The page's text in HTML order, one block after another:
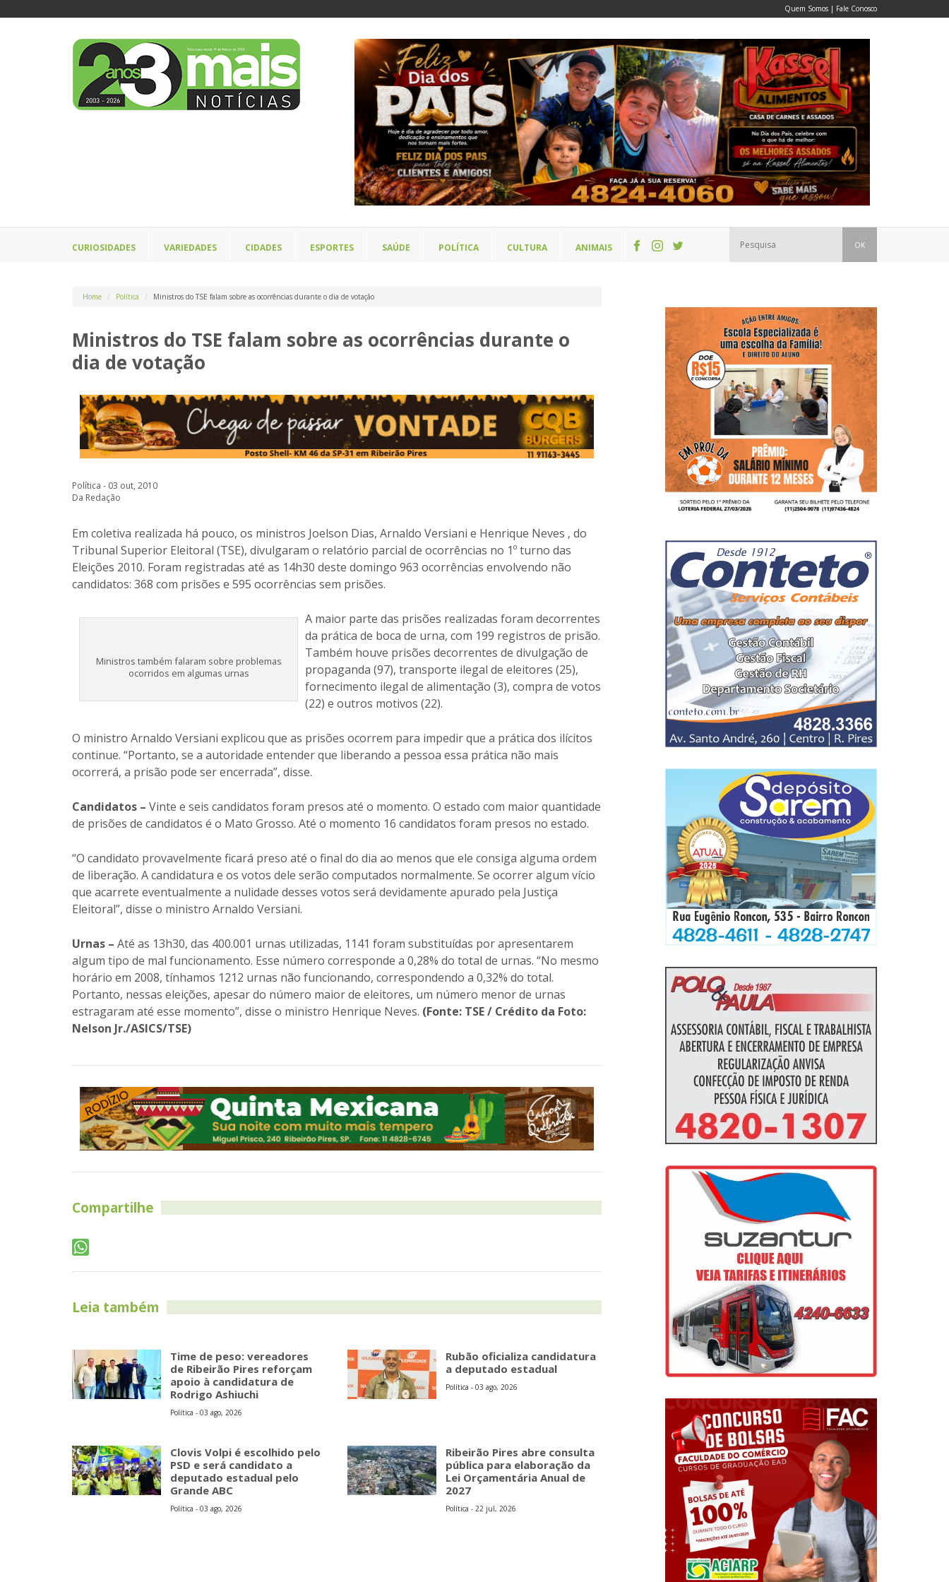
Quem Somos | Fale Conosco
CURIOSIDADES VARIEDADES CIDADES ESPORTES SAÚDE POLÍTICA CULTURA ANIMAIS OK
Home Política Ministros do TSE falam sobre as ocorrências durante o dia de votação
Ministros do TSE falam sobre as ocorrências durante o
dia de votação
Política - 03 out, 2010
Da Redação
Em coletiva realizada há pouco, os ministros Joelson Dias, Arnaldo Versiani e Henrique Neves , do
Tribunal Superior Eleitoral (TSE), divulgaram o relatório parcial de ocorrências no 1º turno das
Eleições 2010. Foram registradas até as 14h30 deste domingo 963 ocorrências envolvendo não
candidatos: 368 com prisões e 595 ocorrências sem prisões.
Ministros também falaram sobre problemas
ocorridos em algumas urnas
A maior parte das prisões realizadas foram decorrentes
da prática de boca de urna, com 199 registros de prisão.
Também houve prisões decorrentes de divulgação de
propaganda (97), transporte ilegal de eleitores (25),
fornecimento ilegal de alimentação (3), compra de votos
(22) e outros motivos (22).
O ministro Arnaldo Versiani explicou que as prisões ocorrem para impedir que a prática dos ilícitos
continue. “Portanto, se a autoridade entender que liberando a pessoa essa prática não mais
ocorrerá, a prisão pode ser encerrada”, disse.
Candidatos – Vinte e seis candidatos foram presos até o momento. O estado com maior quantidade
de prisões de candidatos é o Mato Grosso. Até o momento 16 candidatos foram presos no estado.
“O candidato provavelmente ficará preso até o final do dia ao menos que ele consiga alguma ordem
de liberação. A candidatura e os votos dele serão computados normalmente. Se ocorrer algum vício
que acarrete eventualmente a nulidade desses votos será devidamente apurado pela Justiça
Eleitoral”, disse o ministro Arnaldo Versiani.
Urnas – Até as 13h30, das 400.001 urnas utilizadas, 1141 foram substituídas por apresentarem
algum tipo de mal funcionamento. Esse número corresponde a 0,28% do total de urnas. “No mesmo
horário em 2008, tínhamos 1212 urnas não funcionando, correspondendo a 0,32% do total.
Portanto, nessas eleições, apesar do número maior de eleitores, um número menor de urnas
estragaram até esse momento”, disse o ministro Henrique Neves. (Fonte: TSE / Crédito da Foto:
Nelson Jr./ASICS/TSE)
Compartilhe
Leia também
Time de peso: vereadores
de Ribeirão Pires reforçam
apoio à candidatura de
Rodrigo Ashiuchi
Política - 03 ago, 2026
Rubão oficializa candidatura
a deputado estadual
Política - 03 ago, 2026
Clovis Volpi é escolhido pelo
PSD e será candidato a
deputado estadual pelo
Grande ABC
Política - 03 ago, 2026
Ribeirão Pires abre consulta
pública para elaboração da
Lei Orçamentária Anual de
2027
Política - 22 jul, 2026